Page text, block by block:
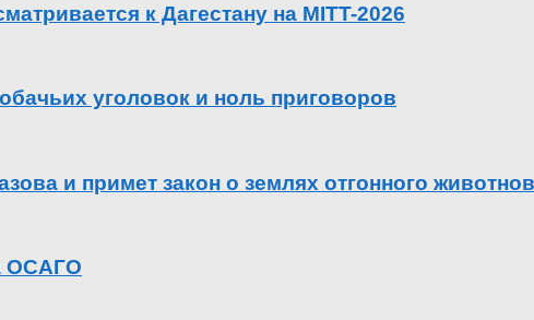
к Дагестану на MITT-2026
уголовок и ноль приговоров
и примет закон о землях отгонного
ОСАГО